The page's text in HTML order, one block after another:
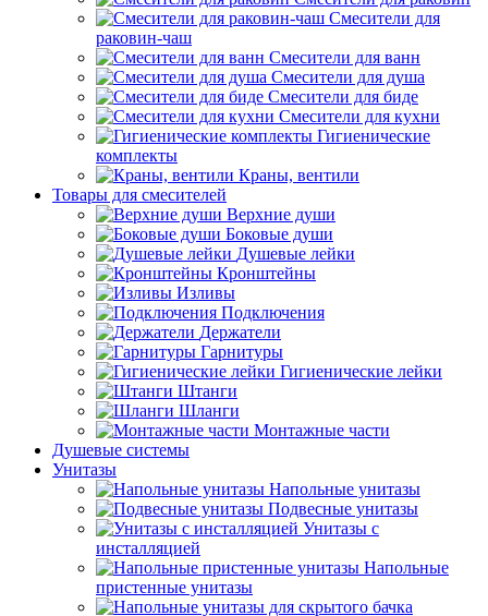
Смесители для
раковин-чаш
Смесители для ванн
Смесители для душа
Смесители для биде
Смесители для кухни
Гигиенические
комплекты
Краны, вентили
Товары для смесителей
Верхние души
Боковые души
Душевые лейки
Кронштейны
Изливы
Подключения
Держатели
Гарнитуры
Гигиенические лейки
Штанги
Шланги
Монтажные части
Душевые системы
Унитазы
Напольные унитазы
Подвесные унитазы
Унитазы с
инсталляцией
Напольные
пристенные унитазы